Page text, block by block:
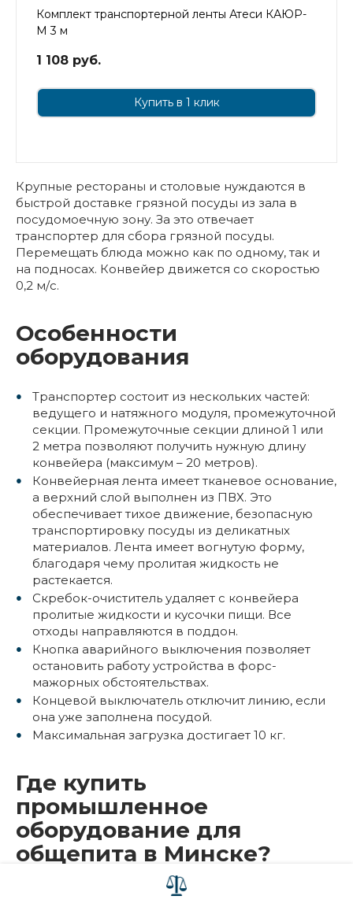
Комплект транспортерной ленты Атеси КАЮР-
М 3 м
1 108 руб.
Купить в 1 клик
Крупные рестораны и столовые нуждаются в
быстрой доставке грязной посуды из зала в
посудомоечную зону. За это отвечает
транспортер для сбора грязной посуды.
Перемещать блюда можно как по одному, так и
на подносах. Конвейер движется со скоростью
0,2 м/с.
Особенности
оборудования
Транспортер состоит из нескольких частей:
ведущего и натяжного модуля, промежуточной
секции. Промежуточные секции длиной 1 или
2 метра позволяют получить нужную длину
конвейера (максимум – 20 метров).
Конвейерная лента имеет тканевое основание,
а верхний слой выполнен из ПВХ. Это
обеспечивает тихое движение, безопасную
транспортировку посуды из деликатных
материалов. Лента имеет вогнутую форму,
благодаря чему пролитая жидкость не
растекается.
Скребок-очиститель удаляет с конвейера
пролитые жидкости и кусочки пищи. Все
отходы направляются в поддон.
Кнопка аварийного выключения позволяет
остановить работу устройства в форс-
мажорных обстоятельствах.
Концевой выключатель отключит линию, если
она уже заполнена посудой.
Максимальная загрузка достигает 10 кг.
Где купить
промышленное
оборудование для
общепита в Минске?
Большой выбор сертифицированной кухонной